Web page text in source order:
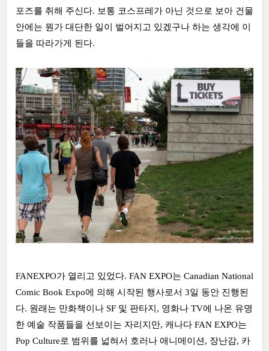
포즈를 취해 주신다. 보통 코스프레가 아닌 것으로 보아 건물
안에는 뭔가 대단한 일이 벌어지고 있겠구나 하는 생각에 이
들을 따라가게 된다.
FANEXPO가 열리고 있었다. FAN EXPO는 Canadian National
Comic Book Expo에 의해 시작된 행사로서 3일 동안 진행된
다. 원래는 만화책이나 SF 및 판타지, 영화나 TV에 나온 유명
한 예술 작품들을 선보이는 자리지만, 캐나다 FAN EXPO는
Pop Culture로 범위를 넓혀서 호러나 애니메이션, 장난감, 카